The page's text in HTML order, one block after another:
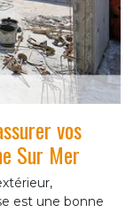
vos
Sur Mer
est une bonne